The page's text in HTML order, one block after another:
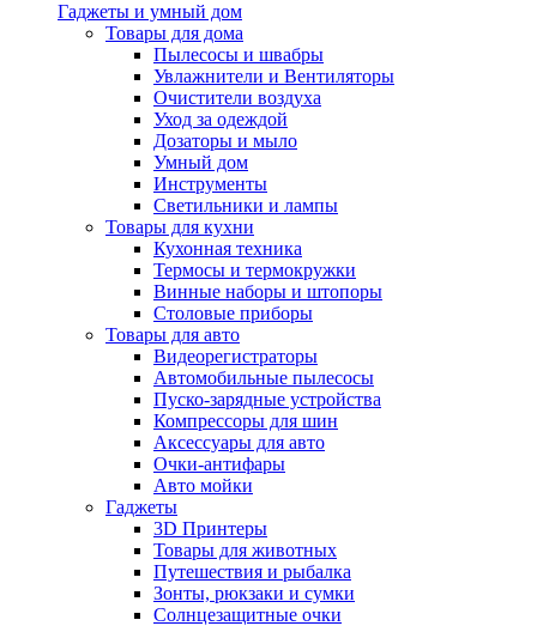
Гаджеты и умный дом
Товары для дома
Пылесосы и швабры
Увлажнители и Вентиляторы
Очистители воздуха
Уход за одеждой
Дозаторы и мыло
Умный дом
Инструменты
Светильники и лампы
Товары для кухни
Кухонная техника
Термосы и термокружки
Винные наборы и штопоры
Столовые приборы
Товары для авто
Видеорегистраторы
Автомобильные пылесосы
Пуско-зарядные устройства
Компрессоры для шин
Аксессуары для авто
Очки-антифары
Авто мойки
Гаджеты
3D Принтеры
Товары для животных
Путешествия и рыбалка
Зонты, рюкзаки и сумки
Солнцезащитные очки